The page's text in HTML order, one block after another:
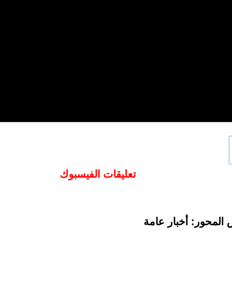
تعليقات الفيسبوك
المحور: أخبار عامة